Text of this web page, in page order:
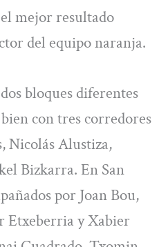
mejor resultado
del equipo naranja.
bloques diferentes
con tres corredores
Nicolás Alustiza,
Bizkarra. En San
por Joan Bou,
Etxeberria y Xabier